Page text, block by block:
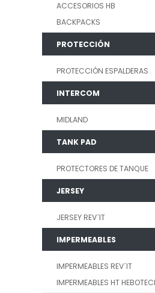
ACCESORIOS HB
BACKPACKS
PROTECCIÓN
PROTECCIÓN ESPALDERAS
INTERCOM
MIDLAND
TANK PAD
PROTECTORES DE TANQUE
JERSEY
JERSEY REV´IT
IMPERMEABLES
IMPERMEABLES REV´IT
IMPERMEABLES HT